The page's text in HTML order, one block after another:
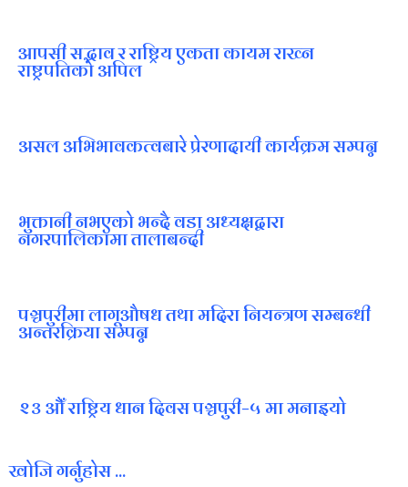
आपसी सद्भाव र राष्ट्रिय एकता कायम राख्न
राष्ट्रपतिको अपिल
असल अभिभावकत्वबारे प्रेरणादायी कार्यक्रम सम्पन्न
भुक्तानी नभएको भन्दै वडा अध्यक्षद्वारा
नगरपालिकामा तालाबन्दी
पञ्चपुरीमा लागूऔषध तथा मदिरा नियन्त्रण सम्बन्धी
अन्तरक्रिया सम्पन्न
२३ औँ राष्ट्रिय धान दिवस पञ्चपुरी–५ मा मनाइयाे
खोजि गर्नुहोस ...